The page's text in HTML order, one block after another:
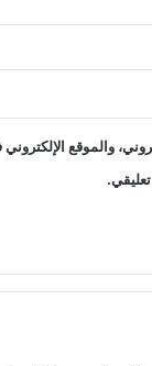
والموقع